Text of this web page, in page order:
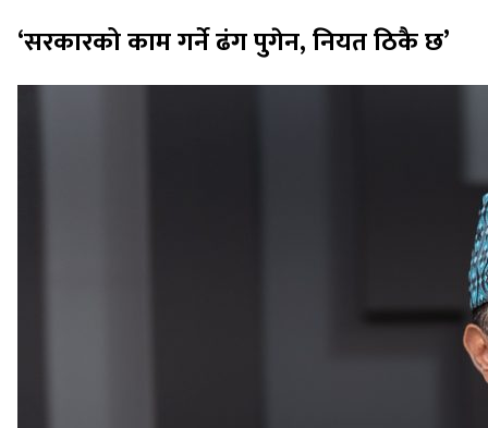
‘सरकारको काम गर्ने ढंग पुगेन, नियत ठिकै छ’